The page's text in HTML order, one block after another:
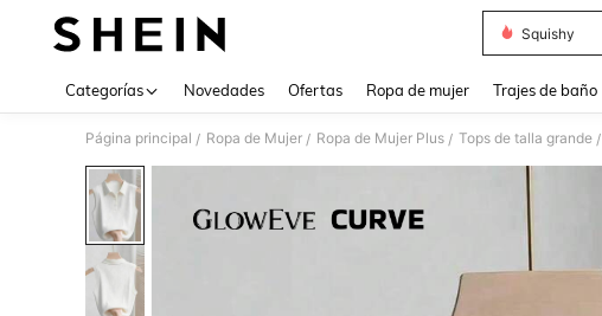
Squishy
Categorías Novedades Ofertas Ropa de mujer Trajes de baño
Página principal / Ropa de Mujer / Ropa de Mujer Plus / Tops de talla grande /